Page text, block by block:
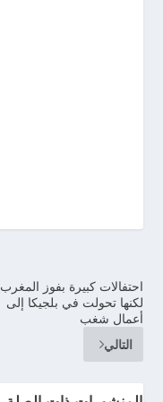
احتفالات كبيرة بفوز المغرب
لكنها تحولت في بلجيكا إلى
أعمال شغب
التالي